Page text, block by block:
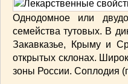
Румынская кухня(5)
Узбекская(14)
Швейцарская(6)
ПЕРВЫЕ БЛЮДА (56)
ПОСТНЫЕ БЛЮДА (52)
Однодомное или
семейства тутовых. В
Закавказье, Крыму и
открытых склонах.
зоны России. Соплодия